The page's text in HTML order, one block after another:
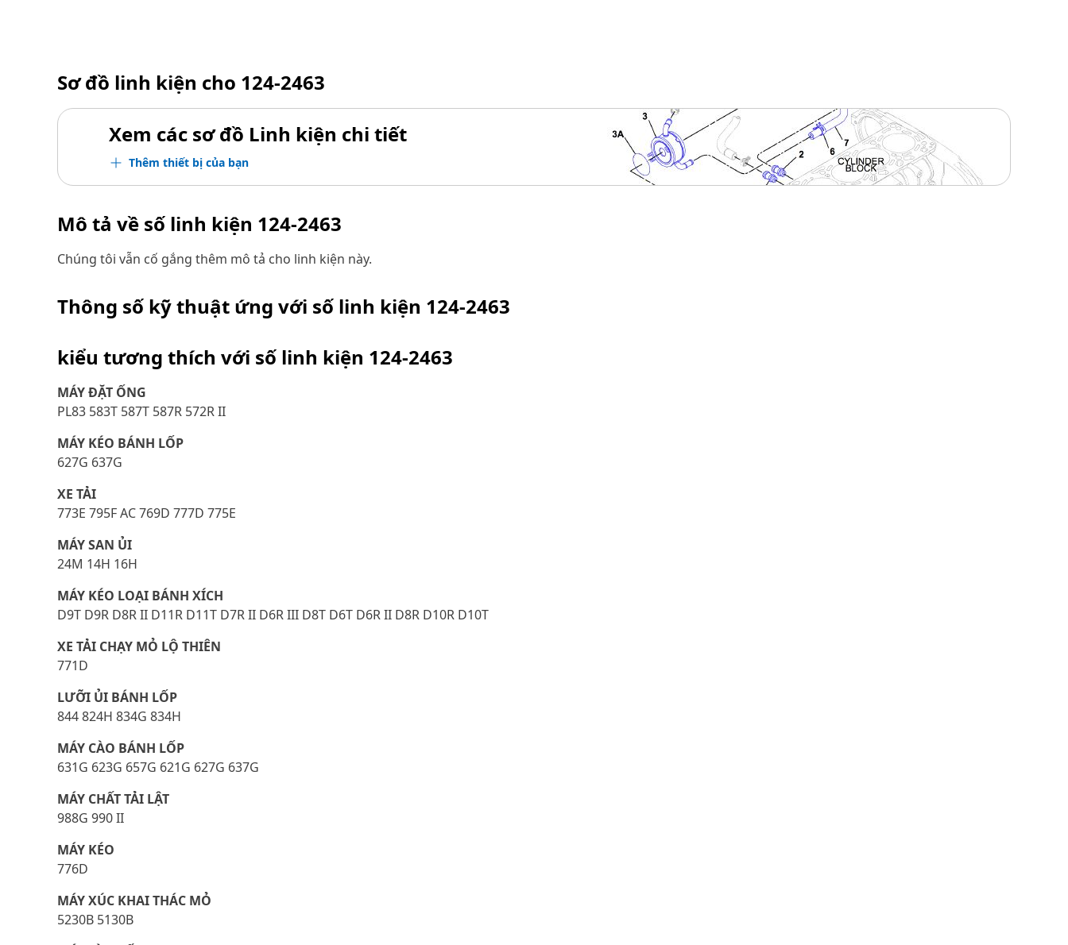
Sơ đồ linh kiện cho 124-2463
Xem các sơ đồ Linh kiện chi tiết
Thêm thiết bị của bạn
Mô tả về số linh kiện 124-2463
Chúng tôi vẫn cố gắng thêm mô tả cho linh kiện này.
Thông số kỹ thuật ứng với số linh kiện 124-2463
kiểu tương thích với số linh kiện 124-2463
MÁY ĐẶT ỐNG
PL83 583T 587T 587R 572R II
MÁY KÉO BÁNH LỐP
627G 637G
XE TẢI
773E 795F AC 769D 777D 775E
MÁY SAN ỦI
24M 14H 16H
MÁY KÉO LOẠI BÁNH XÍCH
D9T D9R D8R II D11R D11T D7R II D6R III D8T D6T D6R II D8R D10R D10T
XE TẢI CHẠY MỎ LỘ THIÊN
771D
LƯỠI ỦI BÁNH LỐP
844 824H 834G 834H
MÁY CÀO BÁNH LỐP
631G 623G 657G 621G 627G 637G
MÁY CHẤT TẢI LẬT
988G 990 II
MÁY KÉO
776D
MÁY XÚC KHAI THÁC MỎ
5230B 5130B